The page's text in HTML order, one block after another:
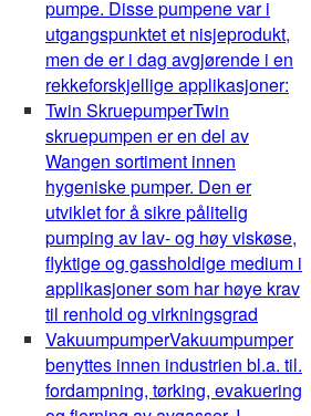
pumpe. Disse pumpene var i
utgangspunktet et nisjeprodukt,
men de er i dag avgjørende i en
rekkeforskjellige applikasjoner:
Twin SkruepumperTwin
skruepumpen er en del av
Wangen sortiment innen
hygeniske pumper. Den er
utviklet for å sikre pålitelig
pumping av lav- og høy viskøse,
flyktige og gassholdige medium i
applikasjoner som har høye krav
til renhold og virkningsgrad
VakuumpumperVakuumpumper
benyttes innen industrien bl.a. til.
fordampning, tørking, evakuering